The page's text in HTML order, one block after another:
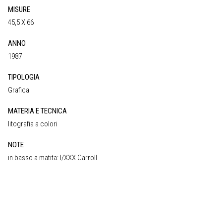
MISURE
45,5 X 66
ANNO
1987
TIPOLOGIA
Grafica
MATERIA E TECNICA
litografia a colori
NOTE
in basso a matita: I/XXX Carroll